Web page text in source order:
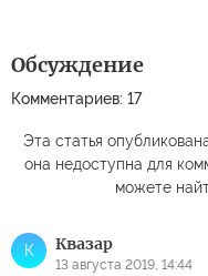
Обсуждение
Комментариев: 17
Эта статья
она недоступна для
можете
К Квазар
13 августа 2019, 14:44